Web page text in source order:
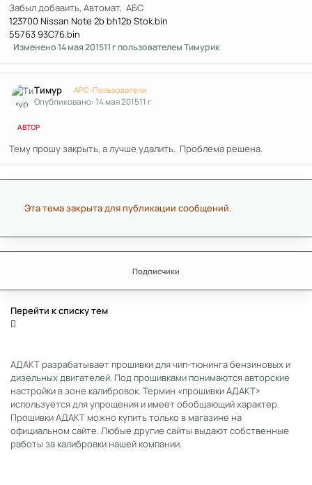
Забыл добавить, Автомат, АБС
123700 Nissan Note 2b bh12b Stok.bin
55763 93C76.bin
Изменено14 мая 201511 гпользователем Тимурик
Тимур APC-Пользователи
Опубликовано:14 мая 201511 г
АВТОР
Тему прошу закрыть, а лучше удалить. Проблема решена.
Эта тема закрыта для публикации сообщений.
Подписчики
Перейти к списку тем
АДАКТ разрабатывает прошивки для чип-тюнинга бензиновых и
дизельных двигателей. Под прошивками понимаются авторские
настройки в зоне калибровок. Термин «прошивки АДАКТ»
используется для упрощения и имеет обобщающий характер.
Прошивки АДАКТ можно купить только в магазине на
официальном сайте. Любые другие сайты выдают собственные
работы за калибровки нашей компании.